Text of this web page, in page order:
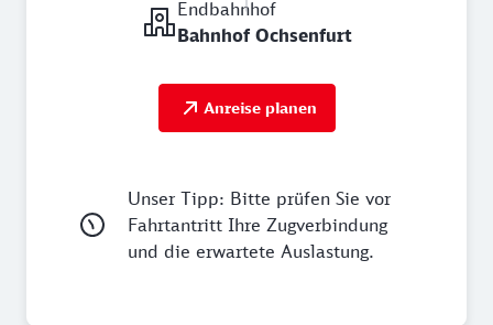
Endbahnhof
Bahnhof Ochsenfurt
Anreise planen
Unser Tipp: Bitte prüfen Sie vor
Fahrtantritt Ihre Zugverbindung
und die erwartete Auslastung.